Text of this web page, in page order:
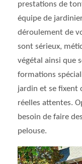
prestations de
équipe de
déroulement de
sont sérieux,
végétal ainsi que
formations
jardin et se fixent
réelles attentes.
besoin de faire
pelouse.